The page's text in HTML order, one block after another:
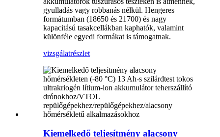
gyulladás vagy robbanás nélkül. Hengeres
formátumban (18650 és 21700) és nagy
kapacitású tasakcellákban kaphatók, valamint
különféle egyedi formákat is támogatnak.
vizsgálatrészlet
Kiemelkedő teljesítmény alacsony